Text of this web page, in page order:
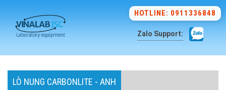
HOTLINE: 0911336848
Zalo Support:
LÒ NUNG CARBONLITE - ANH